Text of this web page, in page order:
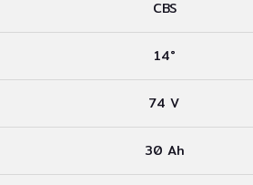
CBS
14°
74 V
30 Ah